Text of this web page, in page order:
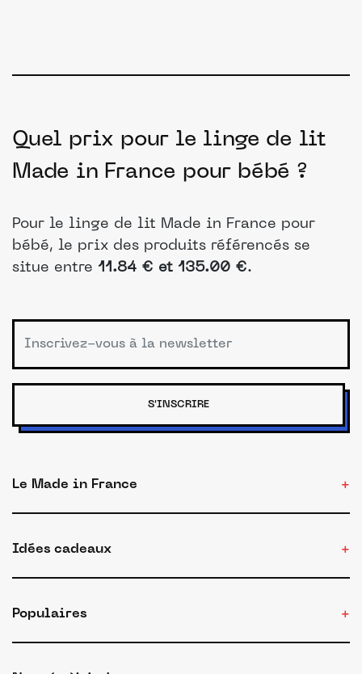
Quel prix pour le linge de lit
Made in France pour bébé ?
Pour le linge de lit Made in France pour
bébé, le prix des produits référencés se
situe entre 11.84 € et 135.00 €.
S'INSCRIRE
Le Made in France
Idées cadeaux
Populaires